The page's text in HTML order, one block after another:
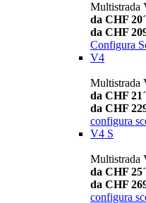
Multistrada
da CHF
da CHF
Configura
V4
Multistrada
da CHF
da CHF
configura
V4 S
Multistrada
da CHF
da CHF
configura